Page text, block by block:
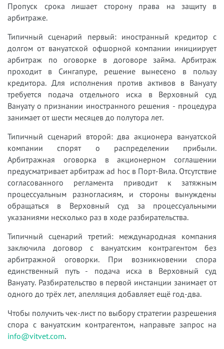
Пропуск срока лишает сторону права на защиту в
арбитраже.
Типичный сценарий первый: иностранный кредитор с
долгом от вануатской офшорной компании инициирует
арбитраж по оговорке в договоре займа. Арбитраж
проходит в Сингапуре, решение вынесено в пользу
кредитора. Для исполнения против активов в Вануату
требуется подача отдельного иска в Верховный суд
Вануату о признании иностранного решения - процедура
занимает от шести месяцев до полутора лет.
Типичный сценарий второй: два акционера вануатской
компании спорят о распределении прибыли.
Арбитражная оговорка в акционерном соглашении
предусматривает арбитраж ad hoc в Порт-Вила. Отсутствие
согласованного регламента приводит к затяжным
процессуальным разногласиям, и стороны вынуждены
обращаться в Верховный суд за процессуальными
указаниями несколько раз в ходе разбирательства.
Типичный сценарий третий: международная компания
заключила договор с вануатским контрагентом без
арбитражной оговорки. При возникновении спора
единственный путь - подача иска в Верховный суд
Вануату. Разбирательство в первой инстанции занимает от
одного до трёх лет, апелляция добавляет ещё год-два.
Чтобы получить чек-лист по выбору стратегии разрешения
спора с вануатским контрагентом, направьте запрос на
info@vitvet.com.